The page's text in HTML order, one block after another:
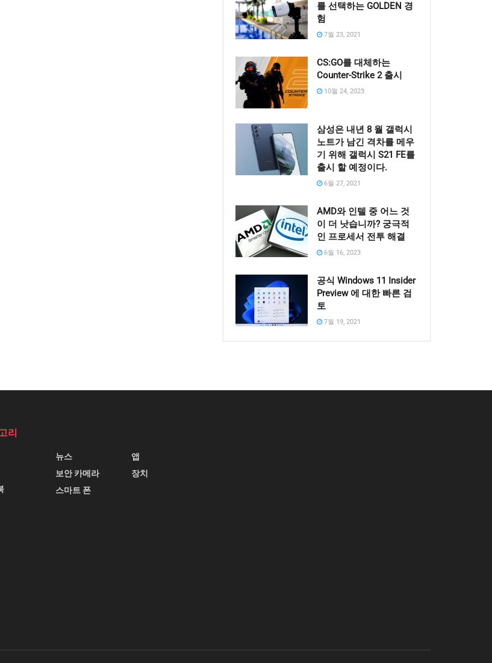
를 선택하는 GOLDEN 경
험
7월 23, 2021
CS:GO를 대체하는
Counter-Strike 2 출시
10월 24, 2023
삼성은 내년 8 월 갤럭시
노트가 남긴 격차를 메우
기 위해 갤럭시 S21 FE를
출시 할 예정이다.
6월 27, 2021
AMD와 인텔 중 어느 것
이 더 낫습니까? 궁극적
인 프로세서 전투 해결
6월 16, 2023
공식 Windows 11 Insider
Preview 에 대한 빠른 검
토
7월 19, 2021
리
뉴스
보안 카메라
스마트 폰
앱
장치